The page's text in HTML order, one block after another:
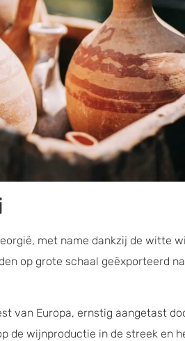
met name dankzij de witte
op grote schaal geëxporteerd
van Europa, ernstig aangetast
de wijnproductie in de streek en